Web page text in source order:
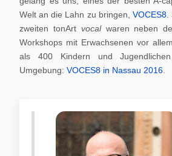
Welt an die Lahn zu bringen, VOCES8.
zweiten tonArt vocalwaren neben
Workshops mit Erwachsenen vor
als 400 Kindern und
Umgebung: VOCES8 in Nassau 2016